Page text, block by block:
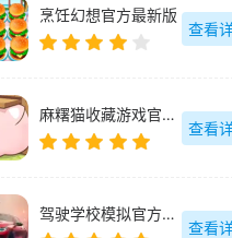
烹饪幻想官方最新版
查看
麻糬猫收藏游戏官方最新版
查看
驾驶学校模拟官方最新版
查看